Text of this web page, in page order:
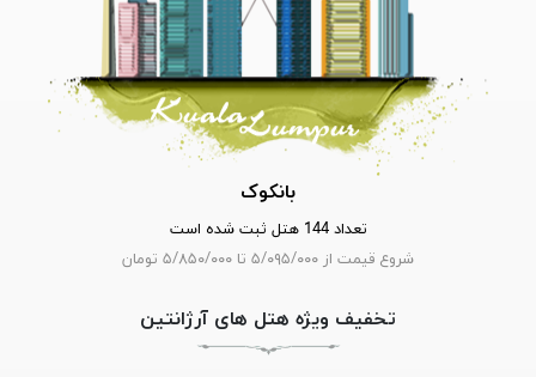
بانکوک
تعداد 144 هتل ثبت شده است
شروع قیمت از ۵/۰۹۵/۰۰۰ تا ۵/۸۵۰/۰۰۰ تومان
تخفیف ویژه هتل های آرژانتین